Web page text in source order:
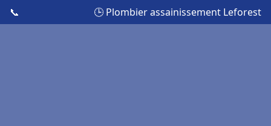
📞 🕒 Plombier assainissement Leforest